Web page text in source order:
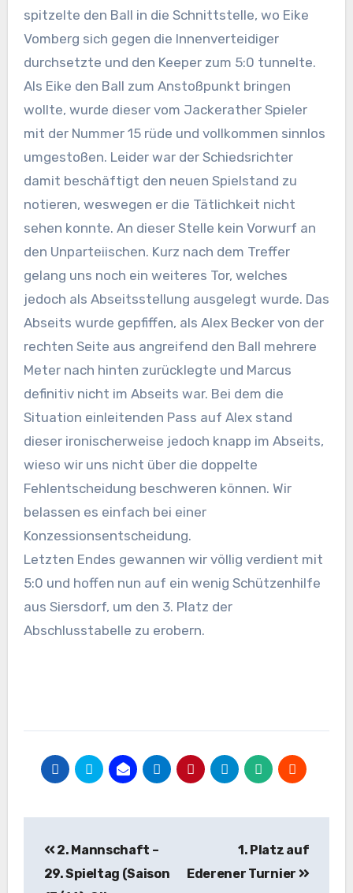
spitzelte den Ball in die Schnittstelle, wo Eike
Vomberg sich gegen die Innenverteidiger
durchsetzte und den Keeper zum 5:0 tunnelte.
Als Eike den Ball zum Anstoßpunkt bringen
wollte, wurde dieser vom Jackerather Spieler
mit der Nummer 15 rüde und vollkommen sinnlos
umgestoßen. Leider war der Schiedsrichter
damit beschäftigt den neuen Spielstand zu
notieren, weswegen er die Tätlichkeit nicht
sehen konnte. An dieser Stelle kein Vorwurf an
den Unparteiischen. Kurz nach dem Treffer
gelang uns noch ein weiteres Tor, welches
jedoch als Abseitsstellung ausgelegt wurde. Das
Abseits wurde gepfiffen, als Alex Becker von der
rechten Seite aus angreifend den Ball mehrere
Meter nach hinten zurücklegte und Marcus
definitiv nicht im Abseits war. Bei dem die
Situation einleitenden Pass auf Alex stand
dieser ironischerweise jedoch knapp im Abseits,
wieso wir uns nicht über die doppelte
Fehlentscheidung beschweren können. Wir
belassen es einfach bei einer
Konzessionsentscheidung.
Letzten Endes gewannen wir völlig verdient mit
5:0 und hoffen nun auf ein wenig Schützenhilfe
aus Siersdorf, um den 3. Platz der
Abschlusstabelle zu erobern.
2. Mannschaft –
29. Spieltag (Saison
1. Platz auf
Ederener Turnier